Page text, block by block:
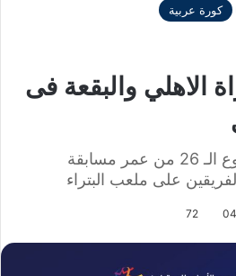
كورة عربية
الاهلي والبقعة فى
وضمن منافسات الأسبوع الـ 26 من عمر مسابقة
على ملعب البتراء
72